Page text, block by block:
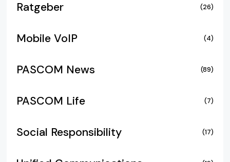
Ratgeber (26)
Mobile VoIP (4)
PASCOM News (89)
PASCOM Life (7)
Social Responsibility (17)